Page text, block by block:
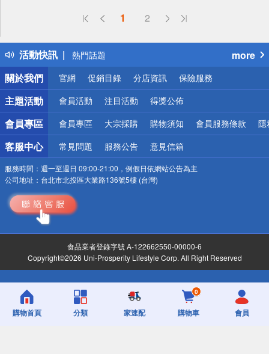
1 2
活動快訊
偏遠地區配送
得獎公告
熱門話題
銀行優惠
偏遠地區配送
詐騙網頁！請小心！
more
關於我們
官網 促銷目錄 分店資訊 保險服務
主題活動 會員活動 注目活動 得獎公佈
會員專區 會員專區 大宗採購 購物須知 會員服務條款 隱
客服中心 常見問題 服務公告 意見信箱
服務時間： 週一至週日 09:00-21:00，例假日依網站公告為主
公司地址： 台北市北投區大業路136號5樓 (台灣)
食品業者登錄字號 A-122662550-00000-6
Copyright©2026 Uni-Prosperity Lifestyle Corp. All Right Reserved
購物首頁 分類 家速配
0
購物車 會員